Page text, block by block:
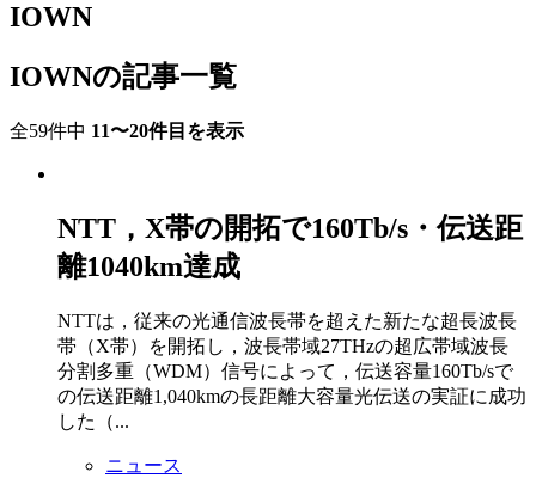
IOWN
IOWNの記事一覧
全59件中 11〜20件目を表示
NTT，X帯の開拓で160Tb/s・伝送距
離1040km達成
NTTは，従来の光通信波長帯を超えた新たな超長波長
帯（X帯）を開拓し，波長帯域27THzの超広帯域波長
分割多重（WDM）信号によって，伝送容量160Tb/sで
の伝送距離1,040kmの長距離大容量光伝送の実証に成功
した（...
ニュース